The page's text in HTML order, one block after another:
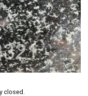
closed.